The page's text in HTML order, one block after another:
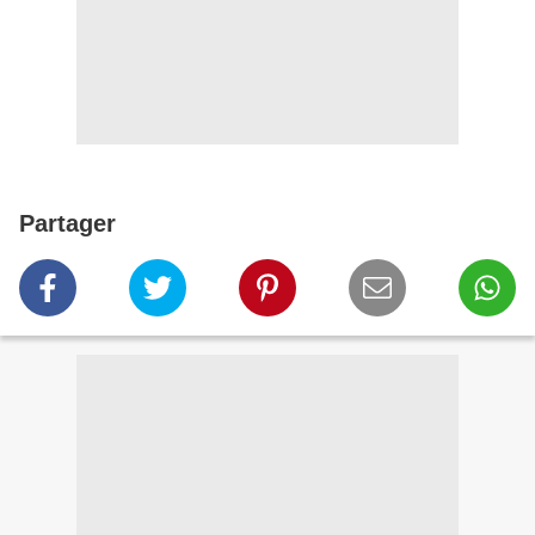
Partager